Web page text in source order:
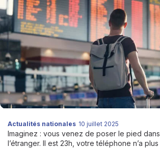
Actualités nationales 10 juillet 2025
Imaginez : vous venez de poser le pied
l’étranger. Il est 23h, votre téléphone n’a